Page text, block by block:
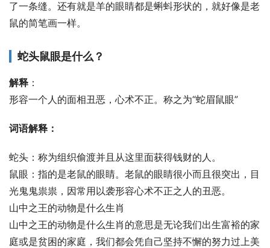
了一条缝。还有就是羊的眼睛都是蝌蚪形状的，就好像是老
鼠的简笔画一样。
蛇头鼠眼是什么？
解释 ：
形容一个人的面相丑恶，心术不正。称之为“蛇眉鼠眼”
词语解释：
蛇头：称为组织偷渡并且从这里面获得钱财的人。
鼠眼：指的是老鼠的眼睛。老鼠的眼睛很小而且很突出，目
光鬼鬼祟祟，因常用以袭形容心术不正之人的丑恶。
山中之王的动物是什么生肖
山中之王的动物是什么生肖的意思是无论我们出生富裕的家
庭或是贫困的家庭，我们都会凭自己坚持不懈的努力过上美